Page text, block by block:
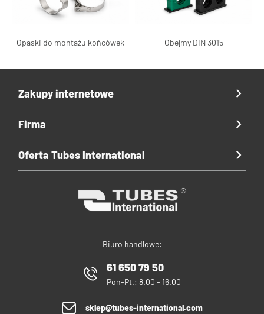
Opaski do montażu końcówek Obejmy DIN 3015
Biuro handlowe:
61 650 79 50
Pon-Pt.: 8.00 - 16.00
sklep@tubes-international.com
Zakupy internetowe
Firma
Oferta Tubes International